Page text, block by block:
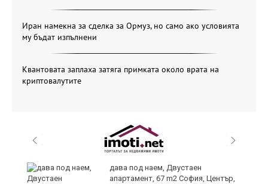
Иран намекна за сделка за Ормуз, но само ако условията
му бъдат изпълнени
Квантовата заплаха затяга примката около врата на
криптовалутите
дава под наем, Двустаен
апартамент, 67 m2 София, Център,